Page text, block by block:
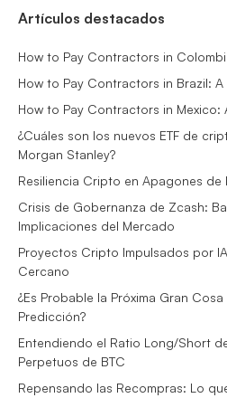
Artículos destacados
How to Pay Contractors in
How to Pay Contractors in Brazil:
How to Pay Contractors in Mexico:
¿Cuáles son los nuevos ETF de
Morgan Stanley?
Resiliencia Cripto en Apagones de
Crisis de Gobernanza de Zcash:
Implicaciones del Mercado
Proyectos Cripto Impulsados por
Cercano
¿Es Probable la Próxima Gran
Predicción?
Entendiendo el Ratio Long/Short
Perpetuos de BTC
Repensando las Recompras: Lo